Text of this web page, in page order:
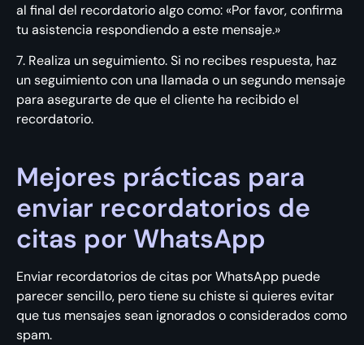
al final del recordatorio algo como: «Por favor, confirma
tu asistencia respondiendo a este mensaje.»
7. Realiza un seguimiento. Si no recibes respuesta, haz
un seguimiento con una llamada o un segundo mensaje
para asegurarte de que el cliente ha recibido el
recordatorio.
Mejores prácticas para
enviar recordatorios de
citas por WhatsApp
Enviar recordatorios de citas por WhatsApp puede
parecer sencillo, pero tiene su chiste si quieres evitar
que tus mensajes sean ignorados o considerados como
spam.